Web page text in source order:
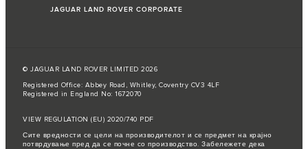
JAGUAR LAND ROVER CORPORATE
© JAGUAR LAND ROVER LIMITED 2026
Registered Office: Abbey Road, Whitley, Coventry CV3 4LF
Registered in England No: 1672070
VIEW REGULATION (EU) 2020/740 PDF
Сите вредности се цели на производителот и се предмет на крајно
потврдување пред да се почне со производство. Забележете дека